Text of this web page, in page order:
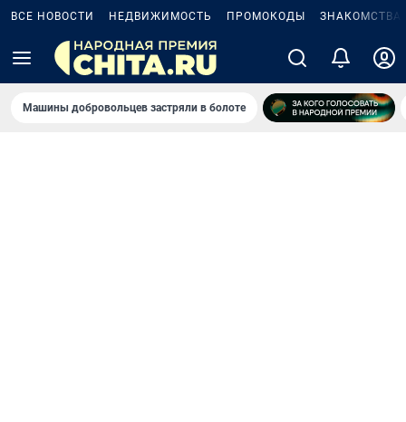
ВСЕ НОВОСТИ НЕДВИЖИМОСТЬ ПРОМОКОДЫ ЗНАКОМСТВА
Машины добровольцев застряли в болоте